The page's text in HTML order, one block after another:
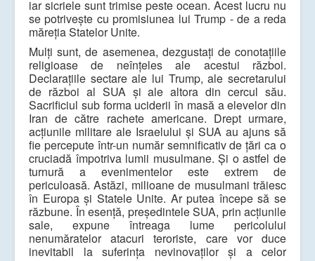
iar sicriele sunt trimise peste ocean. Acest lucru nu
se potrivește cu promisiunea lui Trump - de a reda
măreția Statelor Unite.
Mulți sunt, de asemenea, dezgustați de conotațiile
religioase de neînțeles ale acestui război.
Declarațiile sectare ale lui Trump, ale secretarului
de război al SUA și ale altora din cercul său.
Sacrificiul sub forma uciderii în masă a elevelor din
Iran de către rachete americane. Drept urmare,
acțiunile militare ale Israelului și SUA au ajuns să
fie percepute într-un număr semnificativ de țări ca o
cruciadă împotriva lumii musulmane. Și o astfel de
turnură a evenimentelor este extrem de
periculoasă. Astăzi, milioane de musulmani trăiesc
în Europa și Statele Unite. Ar putea începe să se
răzbune. În esență, președintele SUA, prin acțiunile
sale, expune întreaga lume pericolului
nenumăratelor atacuri teroriste, care vor duce
inevitabil la suferința nevinovaților și a celor